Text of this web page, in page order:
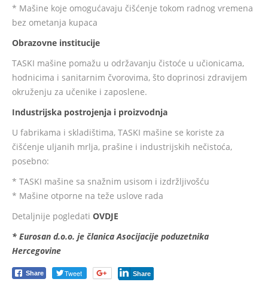
* Mašine koje omogućavaju čišćenje tokom radnog vremena
bez ometanja kupaca
Obrazovne institucije
TASKI mašine pomažu u održavanju čistoće u učionicama,
hodnicima i sanitarnim čvorovima, što doprinosi zdravijem
okruženju za učenike i zaposlene.
Industrijska postrojenja i proizvodnja
U fabrikama i skladištima, TASKI mašine se koriste za
čišćenje uljanih mrlja, prašine i industrijskih nečistoća,
posebno:
* TASKI mašine sa snažnim usisom i izdržljivošću
* Mašine otporne na teže uslove rada
Detaljnije pogledati OVDJE
* Eurosan d.o.o. je članica Asocijacije poduzetnika
Hercegovine
Share Tweet Share